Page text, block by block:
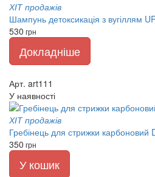
ХІТ продажів
Шампунь детоксикація з вугіллям
530 грн
Докладніше
Арт. art111
У наявності
ХІТ продажів
Гребінець для стрижки
350 грн
У кошик